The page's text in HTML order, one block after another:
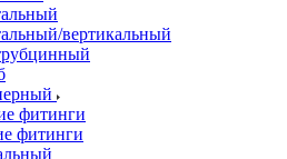
вертикальный
фитинги
фитинги